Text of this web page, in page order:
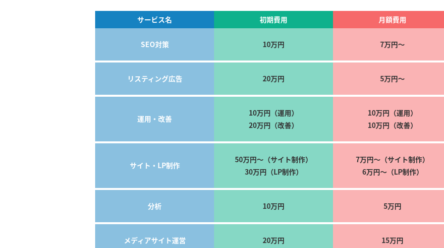
サービス名 初期費用 月額費用
SEO対策 10万円 7万円～
リスティング広告 20万円 5万円～
運用・改善
10万円（運用）
20万円（改善）
10万円（運用）
10万円（改善）
サイト・LP制作
50万円～（サイト制作）
30万円（LP制作）
7万円～（サイト制作）
6万円～（LP制作）
分析 10万円 5万円
メディアサイト運営 20万円 15万円